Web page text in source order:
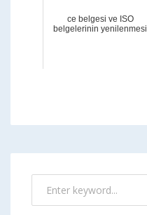
ce belgesi ve ISO
belgelerinin yenilenmesi